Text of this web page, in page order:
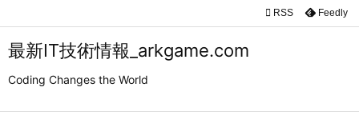
最新IT技術情報_arkgame.com
Coding Changes the World


 RSS Feedly